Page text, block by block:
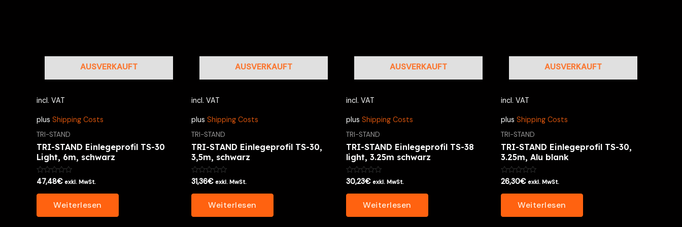
AUSVERKAUFT
incl. VAT
plus Shipping Costs
TRI-STAND
TRI-STAND Einlegeprofil TS-30
Light, 6m, schwarz
Bewertet
mit
0
47,48€ exkl. MwSt.
Weiterlesen
AUSVERKAUFT
incl. VAT
plus Shipping Costs
TRI-STAND
TRI-STAND Einlegeprofil TS-30,
3,5m, schwarz
Bewertet
mit
0
31,36€ exkl. MwSt.
Weiterlesen
AUSVERKAUFT
incl. VAT
plus Shipping Costs
TRI-STAND
TRI-STAND Einlegeprofil TS-38
light, 3.25m schwarz
Bewertet
mit
0
30,23€ exkl. MwSt.
Weiterlesen
AUSVERKAUFT
incl. VAT
plus Shipping Costs
TRI-STAND
TRI-STAND Einlegeprofil TS-30,
3.25m, Alu blank
Bewertet
mit
0
26,30€ exkl. MwSt.
Weiterlesen